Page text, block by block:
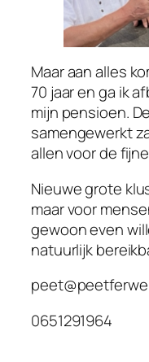
Maar aan alles
70 jaar en ga ik
mijn pensioen.
samengewerkt
allen voor de
Nieuwe grote
maar voor
gewoon even
natuurlijk
0651291964